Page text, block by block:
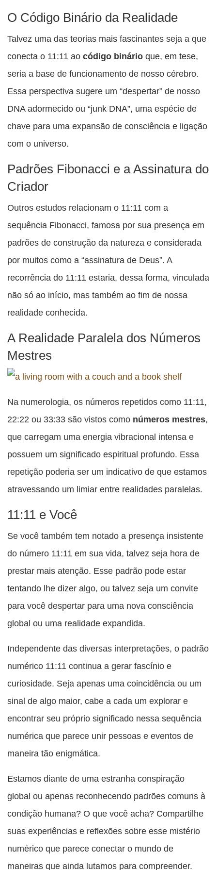
O Código Binário da Realidade
Talvez uma das teorias mais fascinantes seja a que
conecta o 11:11 ao código binário que, em tese,
seria a base de funcionamento de nosso cérebro.
Essa perspectiva sugere um “despertar” de nosso
DNA adormecido ou “junk DNA”, uma espécie de
chave para uma expansão de consciência e ligação
com o universo.
Padrões Fibonacci e a Assinatura do
Criador
Outros estudos relacionam o 11:11 com a
sequência Fibonacci, famosa por sua presença em
padrões de construção da natureza e considerada
por muitos como a “assinatura de Deus”. A
recorrência do 11:11 estaria, dessa forma, vinculada
não só ao início, mas também ao fim de nossa
realidade conhecida.
A Realidade Paralela dos Números
Mestres
Na numerologia, os números repetidos como 11:11,
22:22 ou 33:33 são vistos como números mestres,
que carregam uma energia vibracional intensa e
possuem um significado espiritual profundo. Essa
repetição poderia ser um indicativo de que estamos
atravessando um limiar entre realidades paralelas.
11:11 e Você
Se você também tem notado a presença insistente
do número 11:11 em sua vida, talvez seja hora de
prestar mais atenção. Esse padrão pode estar
tentando lhe dizer algo, ou talvez seja um convite
para você despertar para uma nova consciência
global ou uma realidade expandida.
Independente das diversas interpretações, o padrão
numérico 11:11 continua a gerar fascínio e
curiosidade. Seja apenas uma coincidência ou um
sinal de algo maior, cabe a cada um explorar e
encontrar seu próprio significado nessa sequência
numérica que parece unir pessoas e eventos de
maneira tão enigmática.
Estamos diante de uma estranha conspiração
global ou apenas reconhecendo padrões comuns à
condição humana? O que você acha? Compartilhe
suas experiências e reflexões sobre esse mistério
numérico que parece conectar o mundo de
maneiras que ainda lutamos para compreender.